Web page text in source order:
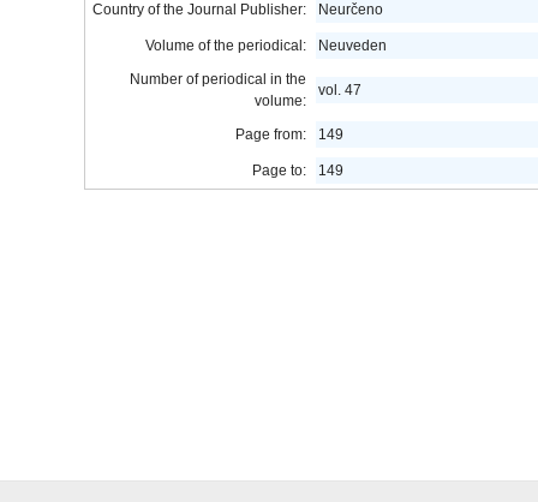
Country of the Journal Publisher: Neurčeno
Volume of the periodical:
Neuveden
Number of periodical in the
volume:
vol. 47
Page from: 149
Page to: 149